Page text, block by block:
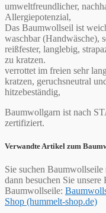
umweltfreundlicher,
Allergiepotenzial,
Das Baumwollseil ist
waschbar (Handwäsche),
reißfester, langlebig,
zu kratzen.
verrottet im freien sehr
kratzen, geruchsneutral
hitzebeständig,
Baumwollgarn ist nach
zertifiziert.
Verwandte Artikel zum
Sie suchen
dann besuchen Sie
Baumwollseile:
Shop (hummelt-shop.de)